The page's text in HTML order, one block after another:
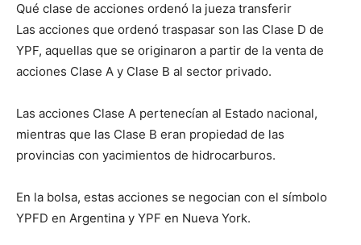
Qué clase de acciones ordenó la jueza transferir
Las acciones que ordenó traspasar son las Clase D de
YPF, aquellas que se originaron a partir de la venta de
acciones Clase A y Clase B al sector privado.
Las acciones Clase A pertenecían al Estado nacional,
mientras que las Clase B eran propiedad de las
provincias con yacimientos de hidrocarburos.
En la bolsa, estas acciones se negocian con el símbolo
YPFD en Argentina y YPF en Nueva York.